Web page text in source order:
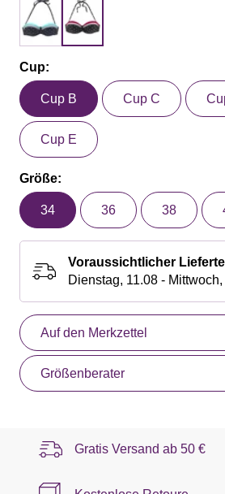
Cup:
Cup B Cup C
Cup E
Größe:
34 36 38
Voraussichtlicher
Dienstag, 11.08 -
Auf den Merkzettel
Größenberater
Gratis Versand ab 50 €